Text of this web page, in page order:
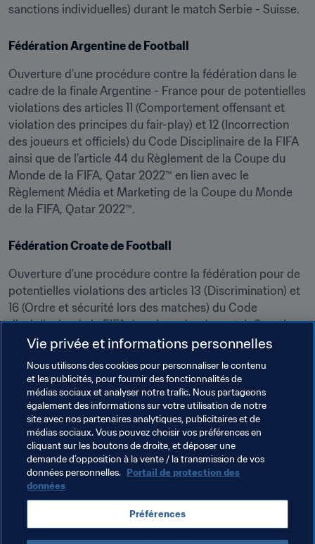
sanctions individuelles) durant le match Serbie - Suisse.
Fédération Argentine de Football
Ouverture d’une procédure contre la fédération dans le
cadre de la finale Argentine - France pour de potentielles
violations des articles 11 (Comportement offensant et
violation des principes du fair-play) et 12 (Incorrection
des joueurs et officiels) du Code Disciplinaire de la FIFA
ainsi que de l’article 44 du Règlement de la Coupe du
Monde de la FIFA, Qatar 2022™ en lien avec le
Règlement Média et Marketing de la Coupe du Monde
de la FIFA, Qatar 2022™.
Fédération Croate de Football
Ouverture d’une procédure contre la fédération pour de
potentielles violations des articles 13 (Discrimination) et
16 (Ordre et sécurité lors des matches) du Code
disciplinaire de la FIFA dans le cadre du match Croatie -
Maroc.
Thèmes en lien
Légal Organisation Organisation
Coupe du Monde de la FIFA, Qatar 2022
Vie privée et informations personnelles
Nous utilisons des cookies pour personnaliser le contenu
et les publicités, pour fournir des fonctionnalités de
médias sociaux et analyser notre trafic. Nous partageons
également des informations sur votre utilisation de notre
site avec nos partenaires analytiques, publicitaires et de
médias sociaux. Vous pouvez choisir vos préférences en
cliquant sur les boutons de droite, et déposer une
demande d’opposition à la vente / la transmission de vos
données personnelles. Portail de protection des
données
Préférences